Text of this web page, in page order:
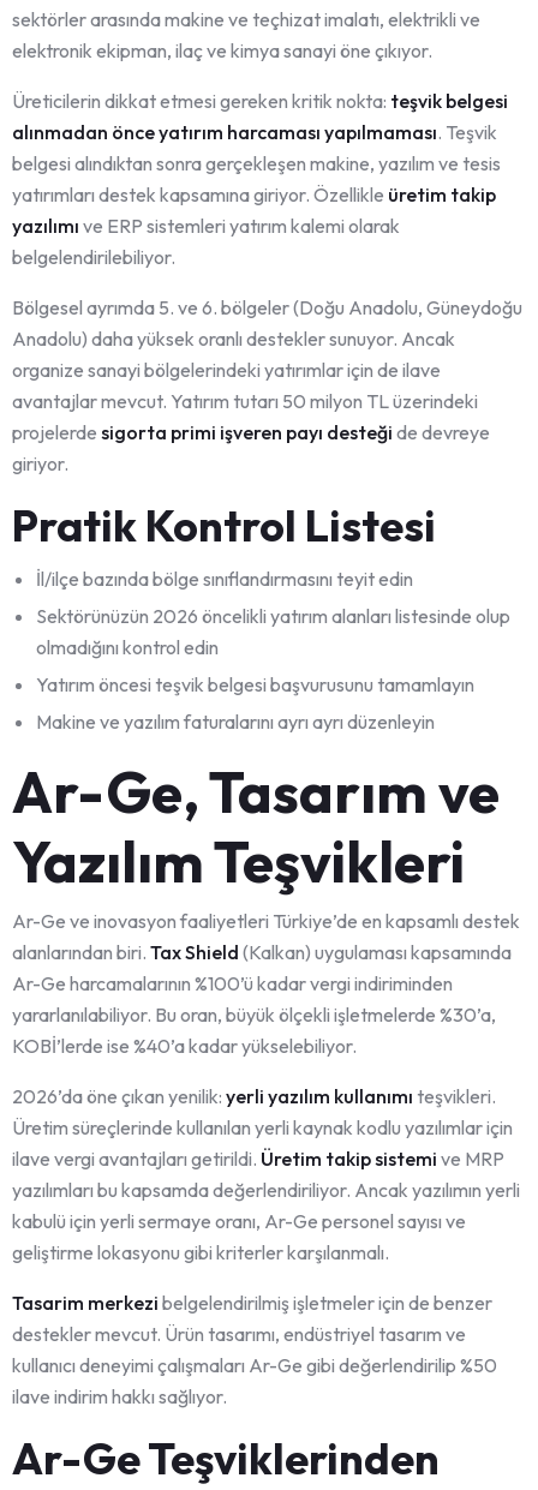
sektörler arasında makine ve teçhizat imalatı, elektrikli ve
elektronik ekipman, ilaç ve kimya sanayi öne çıkıyor.
Üreticilerin dikkat etmesi gereken kritik nokta: teşvik belgesi
alınmadan önce yatırım harcaması yapılmaması. Teşvik
belgesi alındıktan sonra gerçekleşen makine, yazılım ve tesis
yatırımları destek kapsamına giriyor. Özellikle üretim takip
yazılımı ve ERP sistemleri yatırım kalemi olarak
belgelendirilebiliyor.
Bölgesel ayrımda 5. ve 6. bölgeler (Doğu Anadolu, Güneydoğu
Anadolu) daha yüksek oranlı destekler sunuyor. Ancak
organize sanayi bölgelerindeki yatırımlar için de ilave
avantajlar mevcut. Yatırım tutarı 50 milyon TL üzerindeki
projelerde sigorta primi işveren payı desteği de devreye
giriyor.
Pratik Kontrol Listesi
İl/ilçe bazında bölge sınıflandırmasını teyit edin
Sektörünüzün 2026 öncelikli yatırım alanları listesinde olup
olmadığını kontrol edin
Yatırım öncesi teşvik belgesi başvurusunu tamamlayın
Makine ve yazılım faturalarını ayrı ayrı düzenleyin
Ar-Ge, Tasarım ve
Yazılım Teşvikleri
Ar-Ge ve inovasyon faaliyetleri Türkiye’de en kapsamlı destek
alanlarından biri. Tax Shield (Kalkan) uygulaması kapsamında
Ar-Ge harcamalarının %100’ü kadar vergi indiriminden
yararlanılabiliyor. Bu oran, büyük ölçekli işletmelerde %30’a,
KOBİ’lerde ise %40’a kadar yükselebiliyor.
2026’da öne çıkan yenilik: yerli yazılım kullanımı teşvikleri.
Üretim süreçlerinde kullanılan yerli kaynak kodlu yazılımlar için
ilave vergi avantajları getirildi. Üretim takip sistemi ve MRP
yazılımları bu kapsamda değerlendiriliyor. Ancak yazılımın yerli
kabulü için yerli sermaye oranı, Ar-Ge personel sayısı ve
geliştirme lokasyonu gibi kriterler karşılanmalı.
Tasarim merkezi belgelendirilmiş işletmeler için de benzer
destekler mevcut. Ürün tasarımı, endüstriyel tasarım ve
kullanıcı deneyimi çalışmaları Ar-Ge gibi değerlendirilip %50
ilave indirim hakkı sağlıyor.
Ar-Ge Teşviklerinden